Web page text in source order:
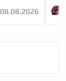
08.08.2026